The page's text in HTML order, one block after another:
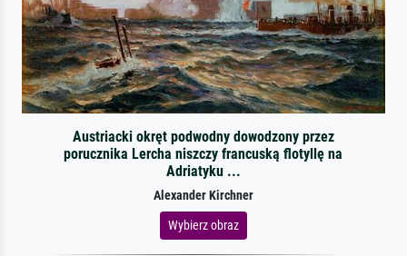
Austriacki okręt podwodny dowodzony przez
porucznika Lercha niszczy francuską flotyllę na
Adriatyku ...
Alexander Kirchner
Wybierz obraz